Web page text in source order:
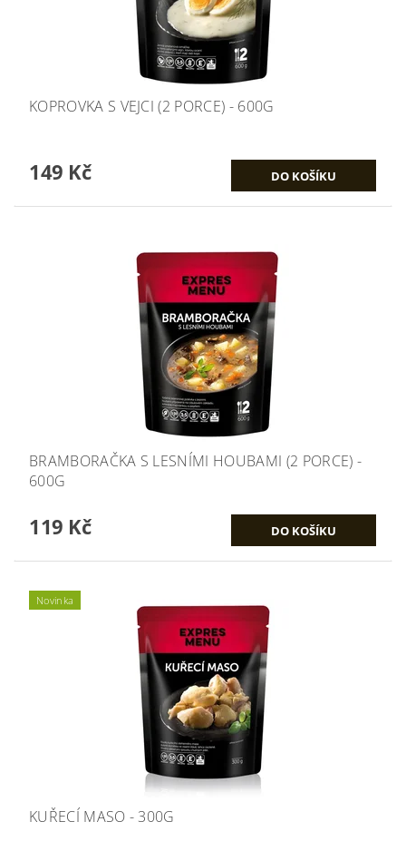
KOPROVKA S VEJCI (2 PORCE) - 600G
149 Kč
BRAMBORAČKA S LESNÍMI HOUBAMI (2 PORCE) -
600G
119 Kč
Novinka
KUŘECÍ MASO - 300G